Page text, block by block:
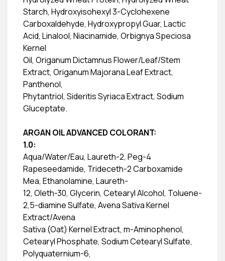
Starch, Hydroxyisohexyl 3-Cyclohexene
Carboxaldehyde, Hydroxypropyl Guar, Lactic
Acid, Linalool, Niacinamide, Orbignya Speciosa
Kernel
Oil, Origanum Dictamnus Flower/Leaf/Stem
Extract, Origanum Majorana Leaf Extract,
Panthenol,
Phytantriol, Sideritis Syriaca Extract, Sodium
Gluceptate.
ARGAN OIL ADVANCED COLORANT:
1.0:
Aqua/Water/Eau, Laureth-2, Peg-4
Rapeseedamide, Trideceth-2 Carboxamide
Mea, Ethanolamine, Laureth-
12, Oleth-30, Glycerin, Cetearyl Alcohol, Toluene-
2,5-diamine Sulfate, Avena Sativa Kernel
Extract/Avena
Sativa (Oat) Kernel Extract, m-Aminophenol,
Cetearyl Phosphate, Sodium Cetearyl Sulfate,
Polyquaternium-6,